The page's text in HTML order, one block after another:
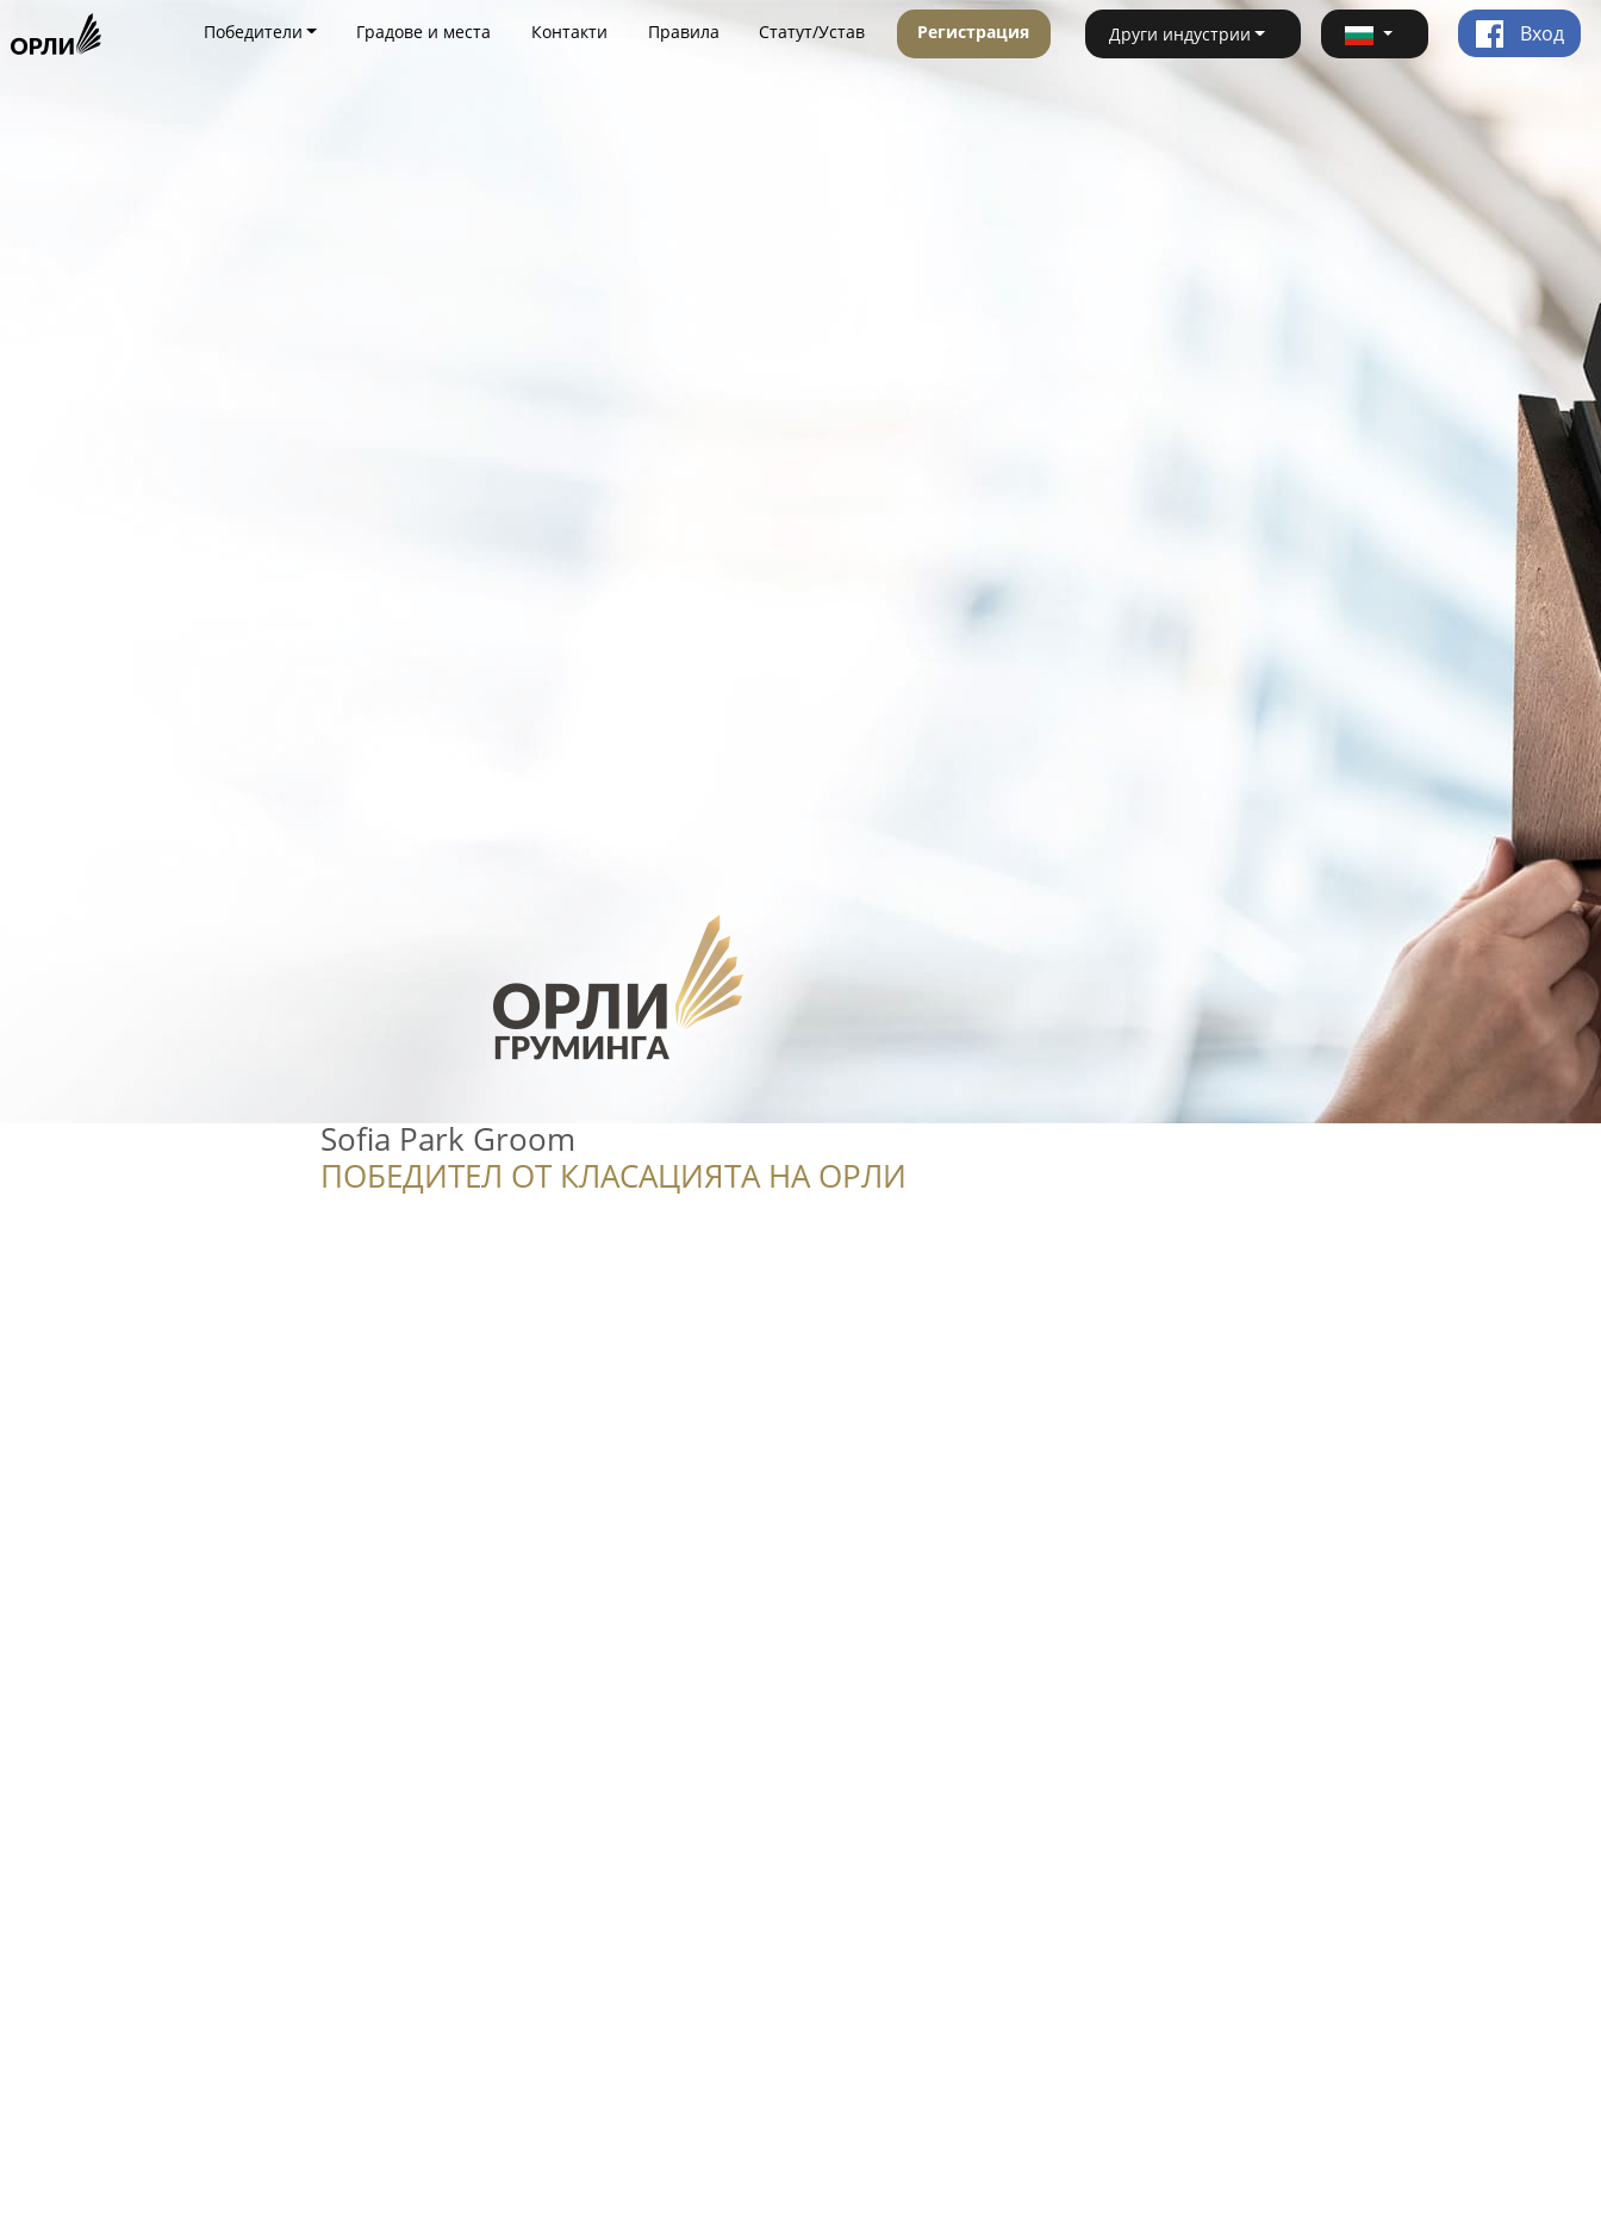
Победители Градове и места Контакти Правила Статут/Устав Регистрация Други индустрии Вход
Sofia Park Groom
ПОБЕДИТЕЛ ОТ КЛАСАЦИЯТА НА ОРЛИ